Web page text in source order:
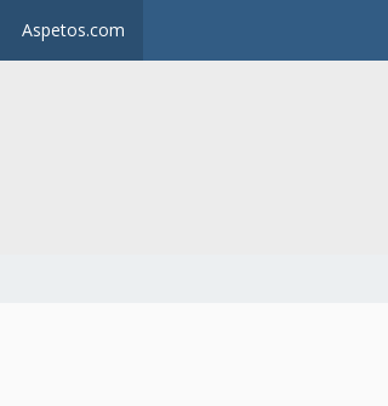
Aspetos.com